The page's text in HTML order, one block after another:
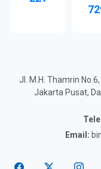
Jl. M.H. Thamrin
Jakarta Pusat,
Email: